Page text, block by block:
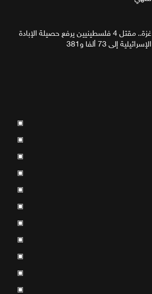
غزة.. مقتل 4 فلسطينيين يرفع حصيلة الإبادة
الإسرائيلية إلى 73 ألفا و381
▣
▣
▣
▣
▣
▣
▣
▣
▣
▣
▣